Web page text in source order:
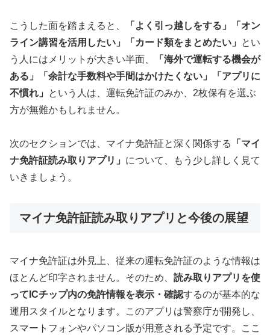
こうした面を踏まえると、
「よく引っ越しをする」「オン
ライン講習を活用したい」「カード類をまとめたい」
とい
う人にはメリットが大きい半面、
「海外で運転する機会が
ある」「余計な手数料や手間はかけたくない」「アプリに
不慣れ」
という人は、運転免許証のみか、2枚保有を選ぶ
方が無難かもしれません。
次のセクションでは、マイナ免許証と深く関係する
「マイ
ナ免許証読み取りアプリ」 について、もう少し詳しく見て
いきましょう。
マイナ免許証読み取りアプリと今後の展望
マイナ免許証は外見上、従来の運転免許証のような情報は
ほとんど印字されません。そのため、 読み取りアプリを使
ってICチップ内の免許情報を表示・確認するのが基本的な
運用スタイルとなります。このアプリは警察庁が開発し、
スマートフォンやパソコン版が用意される予定です。ここ